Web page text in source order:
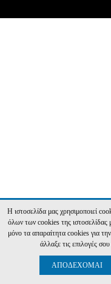
Η ιστοσελίδα μας χρησιμοποιεί
όλων των cookies της
μόνο τα απαραίτητα cookies για
άλλαξε τις επιλογές
ΑΠΟΔΕΧΟΜΑΙ